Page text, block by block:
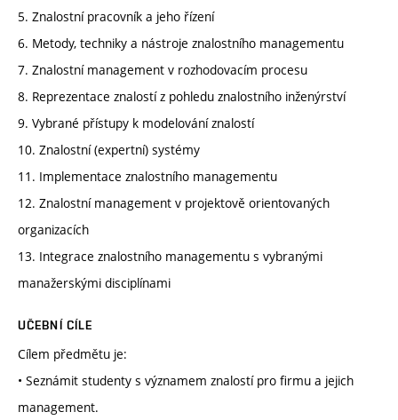
5. Znalostní pracovník a jeho řízení
6. Metody, techniky a nástroje znalostního managementu
7. Znalostní management v rozhodovacím procesu
8. Reprezentace znalostí z pohledu znalostního inženýrství
9. Vybrané přístupy k modelování znalostí
10. Znalostní (expertní) systémy
11. Implementace znalostního managementu
12. Znalostní management v projektově orientovaných
organizacích
13. Integrace znalostního managementu s vybranými
manažerskými disciplínami
UČEBNÍ CÍLE
Cílem předmětu je:
• Seznámit studenty s významem znalostí pro firmu a jejich
management.